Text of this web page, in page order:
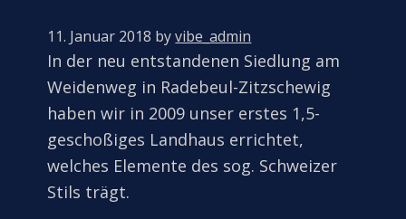
11. Januar 2018 byvibe_admin
In der neu entstandenen Siedlung am
Weidenweg in Radebeul-Zitzschewig
haben wir in 2009 unser erstes 1,5-
geschoßiges Landhaus errichtet,
welches Elemente des sog. Schweizer
Stils trägt.